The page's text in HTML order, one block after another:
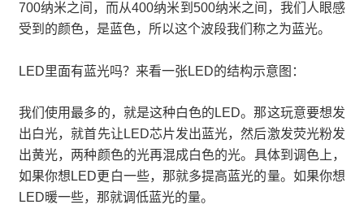
700纳米之间，而从400纳米到500纳米之间，我们人眼感
受到的颜色，是蓝色，所以这个波段我们称之为蓝光。
LED里面有蓝光吗？来看一张LED的结构示意图：
我们使用最多的，就是这种白色的LED。那这玩意要想发
出白光，就首先让LED芯片发出蓝光，然后激发荧光粉发
出黄光，两种颜色的光再混成白色的光。具体到调色上，
如果你想LED更白一些，那就多提高蓝光的量。如果你想
LED暖一些，那就调低蓝光的量。